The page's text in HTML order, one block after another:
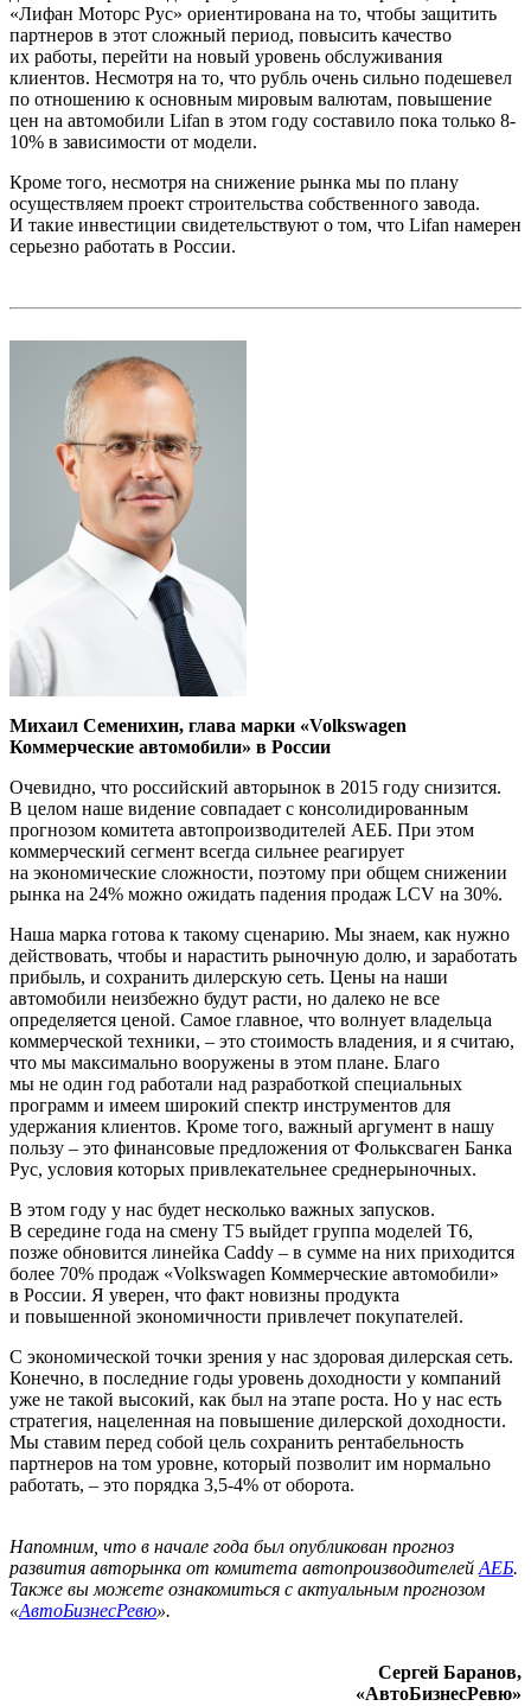
«Лифан Моторс Рус» ориентирована на то, чтобы защитить
партнеров в этот сложный период, повысить качество
их работы, перейти на новый уровень обслуживания
клиентов. Несмотря на то, что рубль очень сильно подешевел
по отношению к основным мировым валютам, повышение
цен на автомобили Lifan в этом году составило пока только 8-
10% в зависимости от модели.
Кроме того, несмотря на снижение рынка мы по плану
осуществляем проект строительства собственного завода.
И такие инвестиции свидетельствуют о том, что Lifan намерен
серьезно работать в России.
Михаил Семенихин, глава марки «Volkswagen
Коммерческие автомобили» в России
Очевидно, что российский авторынок в 2015 году снизится.
В целом наше видение совпадает с консолидированным
прогнозом комитета автопроизводителей АЕБ. При этом
коммерческий сегмент всегда сильнее реагирует
на экономические сложности, поэтому при общем снижении
рынка на 24% можно ожидать падения продаж LCV на 30%.
Наша марка готова к такому сценарию. Мы знаем, как нужно
действовать, чтобы и нарастить рыночную долю, и заработать
прибыль, и сохранить дилерскую сеть. Цены на наши
автомобили неизбежно будут расти, но далеко не все
определяется ценой. Самое главное, что волнует владельца
коммерческой техники, – это стоимость владения, и я считаю,
что мы максимально вооружены в этом плане. Благо
мы не один год работали над разработкой специальных
программ и имеем широкий спектр инструментов для
удержания клиентов. Кроме того, важный аргумент в нашу
пользу – это финансовые предложения от Фольксваген Банка
Рус, условия которых привлекательнее среднерыночных.
В этом году у нас будет несколько важных запусков.
В середине года на смену T5 выйдет группа моделей T6,
позже обновится линейка Caddy – в сумме на них приходится
более 70% продаж «Volkswagen Коммерческие автомобили»
в России. Я уверен, что факт новизны продукта
и повышенной экономичности привлечет покупателей.
С экономической точки зрения у нас здоровая дилерская сеть.
Конечно, в последние годы уровень доходности у компаний
уже не такой высокий, как был на этапе роста. Но у нас есть
стратегия, нацеленная на повышение дилерской доходности.
Мы ставим перед собой цель сохранить рентабельность
партнеров на том уровне, который позволит им нормально
работать, – это порядка 3,5-4% от оборота.
Напомним, что в начале года был опубликован прогноз
развития авторынка от комитета автопроизводителей АЕБ.
Также вы можете ознакомиться с актуальным прогнозом
«АвтоБизнесРевю».
Сергей Баранов,
«АвтоБизнесРевю»